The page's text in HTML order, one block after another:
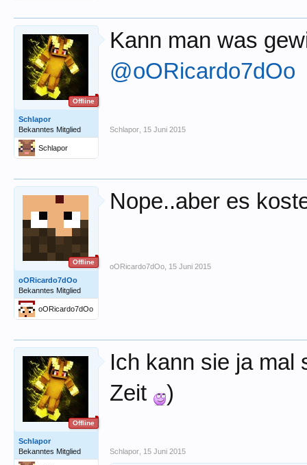
Offline
Schlapor
Bekanntes Mitglied
Schlapor
Kann man was
@oORicardo7dOo
Schlapor 15 Juni 2015
Offline
oORicardo7dOo
Bekanntes Mitglied
oORicardo7dOo
Nope..aber es
oORicardo7dOo 15 Juni 2015
Offline
Schlapor
Bekanntes Mitglied
Ich kann sie ja mal
Zeit
)
Schlapor 15 Juni 2015